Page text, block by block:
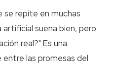
se repite en muchas
artificial suena bien, pero
real?" Es una
las promesas del